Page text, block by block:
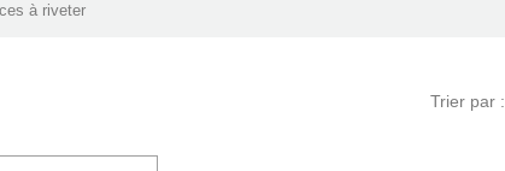
à riveter
Trier par :